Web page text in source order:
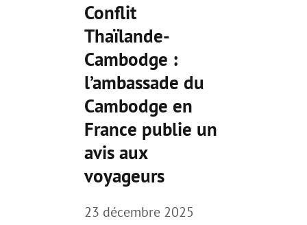
Conflit
Thaïlande-
Cambodge :
l’ambassade du
Cambodge en
France publie un
avis aux
voyageurs
23 décembre 2025